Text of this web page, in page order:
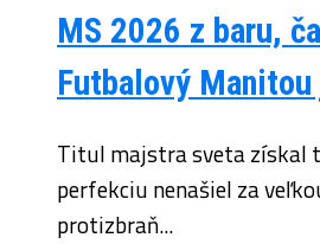
MS 2026 z baru,
Futbalový
Titul majstra sveta získal
perfekciu nenašiel za
protizbraň...